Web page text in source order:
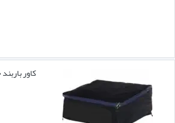
کاور